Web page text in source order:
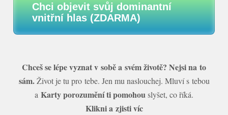
Chci objevit svůj dominantní
vnitřní hlas (ZDARMA)
Chceš se lépe vyznat v sobě a svém životě? Nejsi na to
sám.Život je tu pro tebe. Jen mu naslouchej. Mluví s tebou
a Karty porozumění ti pomohouslyšet, co říká.
Klikni a zjisti víc